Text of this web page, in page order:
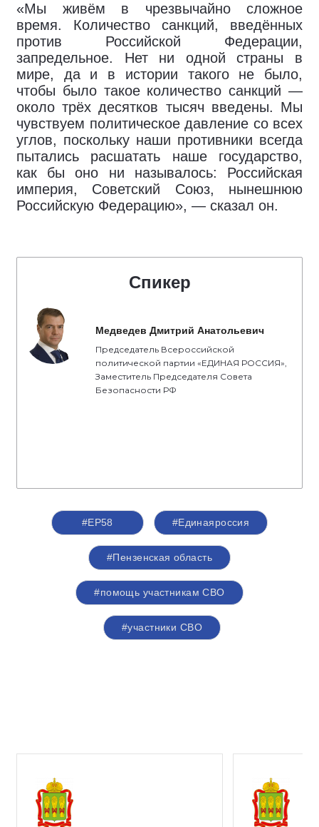
«Мы живём в чрезвычайно сложное
время. Количество санкций, введённых
против Российской Федерации,
запредельное. Нет ни одной страны в
мире, да и в истории такого не было,
чтобы было такое количество санкций —
около трёх десятков тысяч введены. Мы
чувствуем политическое давление со всех
углов, поскольку наши противники всегда
пытались расшатать наше государство,
как бы оно ни называлось: Российская
империя, Советский Союз, нынешнюю
Российскую Федерацию», — сказал он.
Спикер
Медведев Дмитрий Анатольевич
Председатель Всероссийской
политической партии «ЕДИНАЯ РОССИЯ»,
Заместитель Председателя Совета
Безопасности РФ
#ЕР58 #Единаяроссия
#Пензенская область
#помощь участникам СВО
#участники СВО